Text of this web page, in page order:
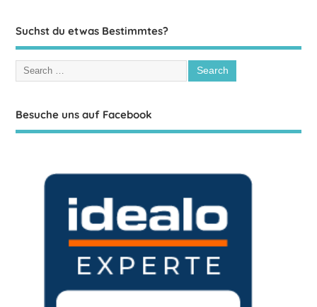
Suchst du etwas Bestimmtes?
Besuche uns auf Facebook